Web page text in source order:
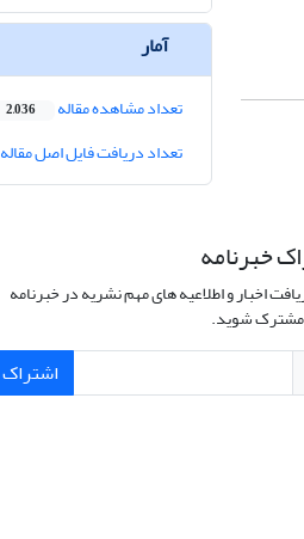
آمار
تعداد مشاهده مقاله 2,036
تعداد دریافت فایل اصل مقاله
خبرنامه
اخبار و اطلاعیه های مهم نشریه در خبرنامه
شوید.
اشتراک